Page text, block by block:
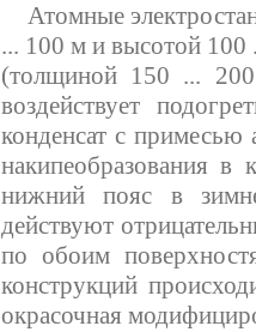
Атомные
... 100 м и высотой
(толщиной 150 ...
воздействует
конденсат с
накипеобразования в
нижний пояс в
действуют
по обоим
конструкций
окрасочная